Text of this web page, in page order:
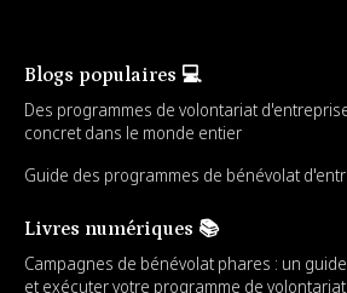
Blogs populaires 💻
Des programmes de volontariat
concret dans le monde entier
Guide des programmes de bénévolat
Livres numériques 📚
Campagnes de bénévolat phares : un
et exécuter votre programme de volontariat